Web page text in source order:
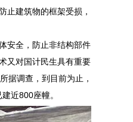
止建筑物的框架受损，
安全，防止非结构部件
又对国计民生具有重要
据调查，到目前为止，
近800座幢。